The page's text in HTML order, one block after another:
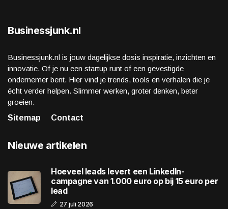
Businessjunk.nl
Businessjunk.nl is jouw dagelijkse dosis inspiratie, inzichten en
innovatie. Of je nu een startup runt of een gevestigde
ondernemer bent. Hier vind je trends, tools en verhalen die je
écht verder helpen. Slimmer werken, groter denken, beter
groeien.
Sitemap
Contact
Nieuwe artikelen
Hoeveel leads levert een LinkedIn-
campagne van 1.000 euro op bij 15 euro per
lead
27 juli 2026